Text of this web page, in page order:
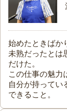
始めたときばか
未熟だったとは
だけた。
この仕事の魅力
自分が持ってい
できること。